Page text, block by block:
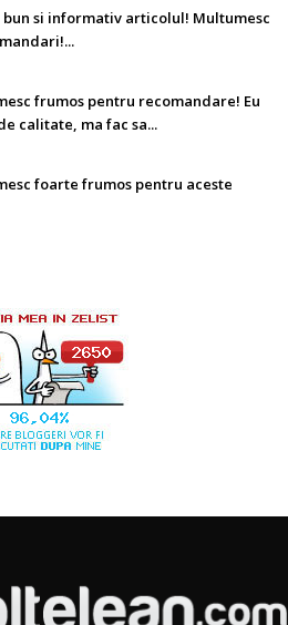
bun si informativ articolul! Multumesc
frumos pentru recomandare! Eu
calitate, ma fac sa...
foarte frumos pentru aceste